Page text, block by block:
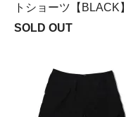
トショーツ【BLACK】
SOLD OUT